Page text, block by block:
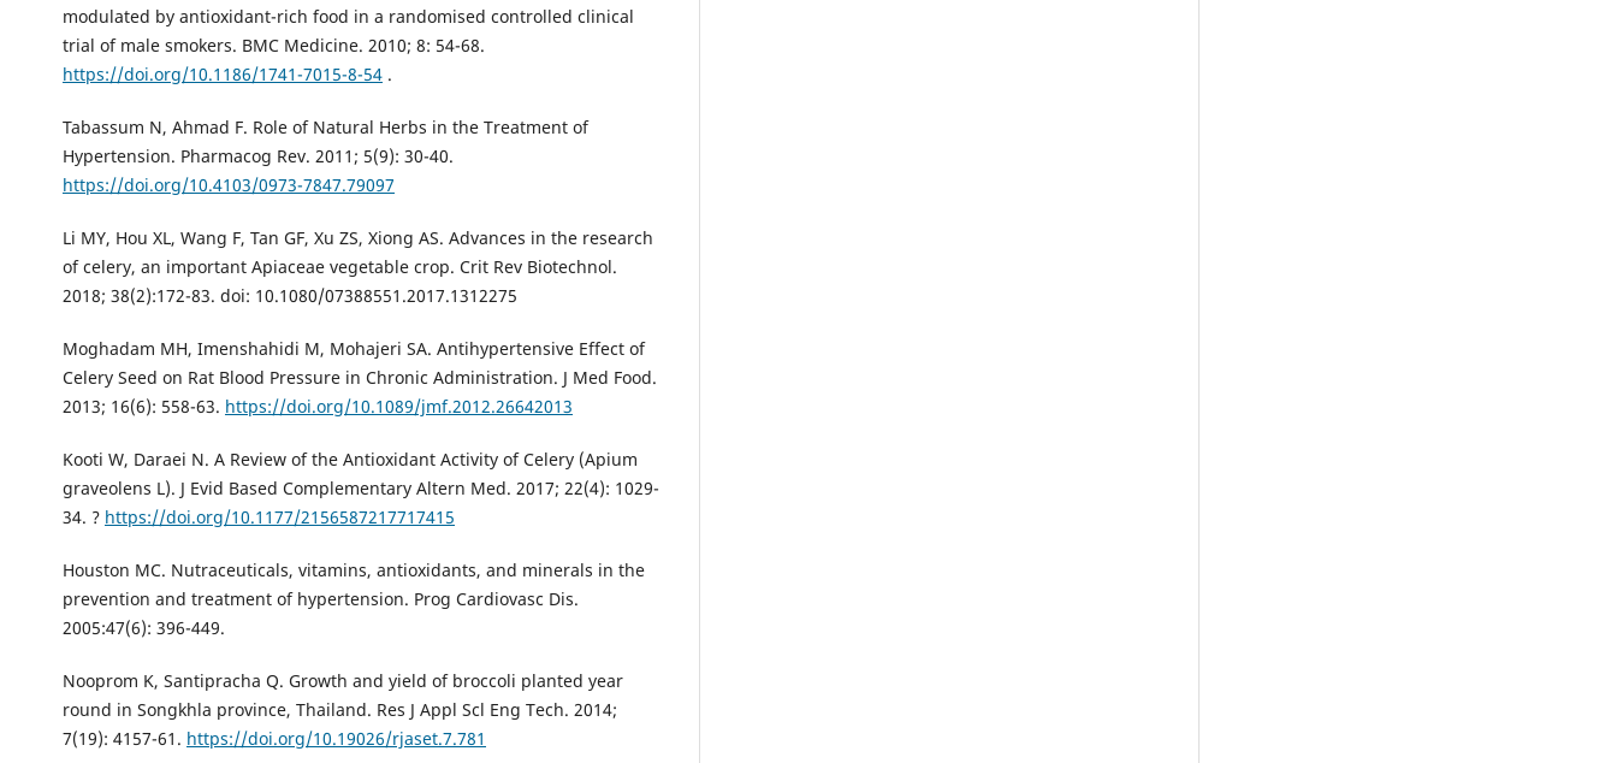
modulated by antioxidant-rich food in a randomised controlled clinical
trial of male smokers. BMC Medicine. 2010; 8: 54-68.
https://doi.org/10.1186/1741-7015-8-54 .
Tabassum N, Ahmad F. Role of Natural Herbs in the Treatment of
Hypertension. Pharmacog Rev. 2011; 5(9): 30-40.
https://doi.org/10.4103/0973-7847.79097
Li MY, Hou XL, Wang F, Tan GF, Xu ZS, Xiong AS. Advances in the research
of celery, an important Apiaceae vegetable crop. Crit Rev Biotechnol.
2018; 38(2):172-83. doi: 10.1080/07388551.2017.1312275
Moghadam MH, Imenshahidi M, Mohajeri SA. Antihypertensive Effect of
Celery Seed on Rat Blood Pressure in Chronic Administration. J Med Food.
2013; 16(6): 558-63. https://doi.org/10.1089/jmf.2012.26642013
Kooti W, Daraei N. A Review of the Antioxidant Activity of Celery (Apium
graveolens L). J Evid Based Complementary Altern Med. 2017; 22(4): 1029-
34. ? https://doi.org/10.1177/2156587217717415
Houston MC. Nutraceuticals, vitamins, antioxidants, and minerals in the
prevention and treatment of hypertension. Prog Cardiovasc Dis.
2005:47(6): 396-449.
Nooprom K, Santipracha Q. Growth and yield of broccoli planted year
round in Songkhla province, Thailand. Res J Appl Scl Eng Tech. 2014;
7(19): 4157-61. https://doi.org/10.19026/rjaset.7.781